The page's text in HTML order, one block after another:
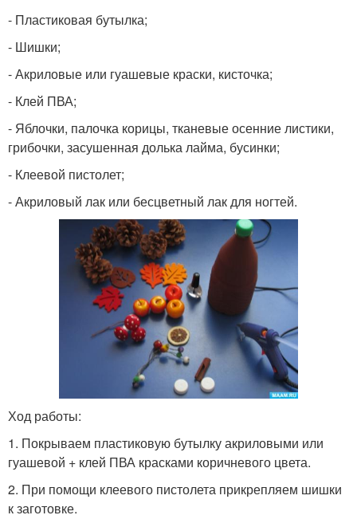
- Пластиковая бутылка;
- Шишки;
- Акриловые или гуашевые краски, кисточка;
- Клей ПВА;
- Яблочки, палочка корицы, тканевые осенние листики,
грибочки, засушенная долька лайма, бусинки;
- Клеевой пистолет;
- Акриловый лак или бесцветный лак для ногтей.
Ход работы:
1. Покрываем пластиковую бутылку акриловыми или
гуашевой + клей ПВА красками коричневого цвета.
2. При помощи клеевого пистолета прикрепляем шишки
к заготовке.